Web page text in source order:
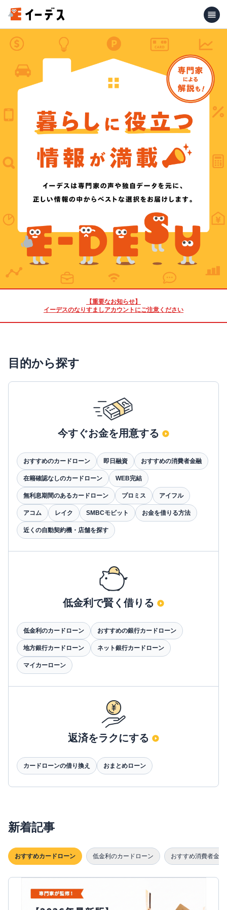
【重要なお知らせ】
イーデスのなりすましアカウントにご注意ください
目的から探す
今すぐお金を用意する
おすすめのカードローン 即日融資 おすすめの消費者金融
在籍確認なしのカードローン WEB完結
無利息期間のあるカードローン プロミス アイフル
アコム レイク SMBCモビット お金を借りる方法
近くの自動契約機・店舗を探す
低金利で賢く借りる
低金利のカードローン おすすめの銀行カードローン
地方銀行カードローン ネット銀行カードローン
マイカーローン
返済をラクにする
カードローンの借り換え おまとめローン
新着記事
おすすめカードローン 低金利のカードローン おすすめ消費者金融